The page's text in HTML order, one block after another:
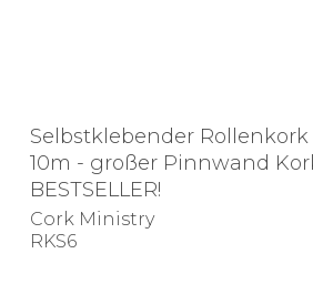
Selbstklebender Rollenkork
10m - großer Pinnwand
BESTSELLER!
Cork Ministry
RKS6